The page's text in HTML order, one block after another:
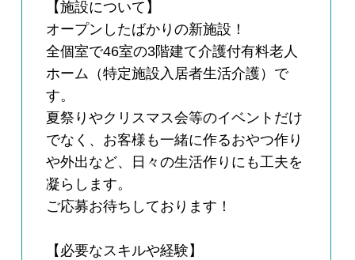
【施設について】
オープンしたばかりの新施設！
全個室で46室の3階建て介護付有料老人
ホーム（特定施設入居者生活介護）で
す。
夏祭りやクリスマス会等のイベントだけ
でなく、お客様も一緒に作るおやつ作り
や外出など、日々の生活作りにも工夫を
凝らします。
ご応募お待ちしております！
【必要なスキルや経験】